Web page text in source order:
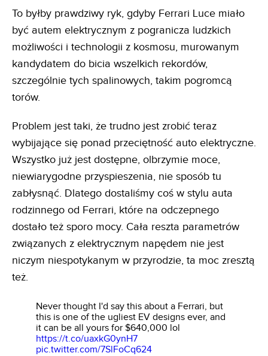
To byłby prawdziwy ryk, gdyby Ferrari Luce miało
być autem elektrycznym z pogranicza ludzkich
możliwości i technologii z kosmosu, murowanym
kandydatem do bicia wszelkich rekordów,
szczególnie tych spalinowych, takim pogromcą
torów.
Problem jest taki, że trudno jest zrobić teraz
wybijające się ponad przeciętność auto elektryczne.
Wszystko już jest dostępne, olbrzymie moce,
niewiarygodne przyspieszenia, nie sposób tu
zabłysnąć. Dlatego dostaliśmy coś w stylu auta
rodzinnego od Ferrari, które na odczepnego
dostało też sporo mocy. Cała reszta parametrów
związanych z elektrycznym napędem nie jest
niczym niespotykanym w przyrodzie, ta moc zresztą
też.
Never thought I'd say this about a Ferrari, but
this is one of the ugliest EV designs ever, and
it can be all yours for $640,000 lol
https://t.co/uaxkG0ynH7
pic.twitter.com/7SlFoCq624